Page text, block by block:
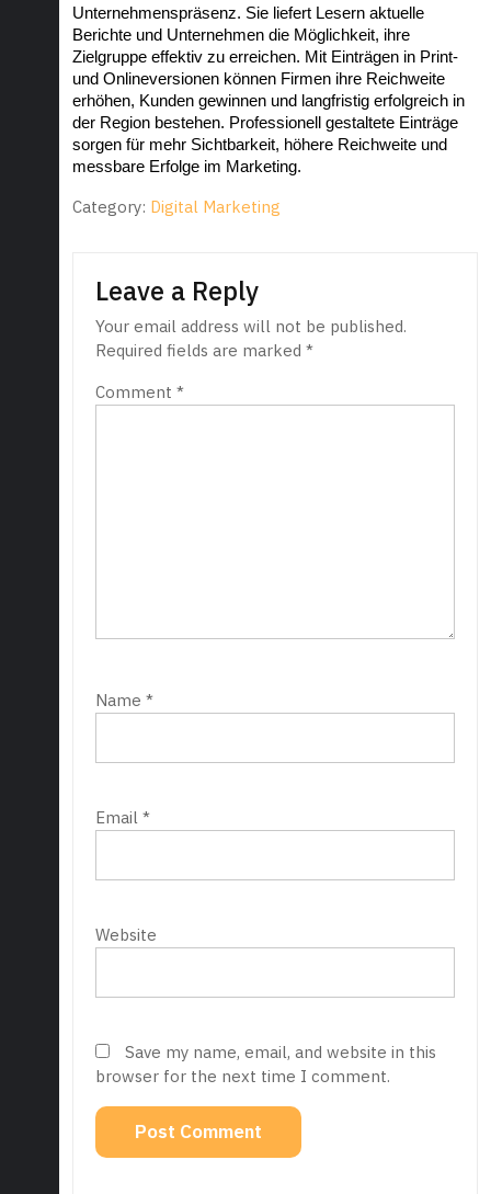
Unternehmenspräsenz. Sie liefert Lesern aktuelle
Berichte und Unternehmen die Möglichkeit, ihre
Zielgruppe effektiv zu erreichen. Mit Einträgen in Print-
und Onlineversionen können Firmen ihre Reichweite
erhöhen, Kunden gewinnen und langfristig erfolgreich in
der Region bestehen. Professionell gestaltete Einträge
sorgen für mehr Sichtbarkeit, höhere Reichweite und
messbare Erfolge im Marketing.
Category: Digital Marketing
Leave a Reply
Your email address will not be published.
Required fields are marked *
Comment *
Name *
Email *
Website
Save my name, email, and website in this
browser for the next time I comment.